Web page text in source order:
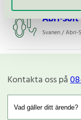
Abri-Soft
Svanen /
Kontakta oss på